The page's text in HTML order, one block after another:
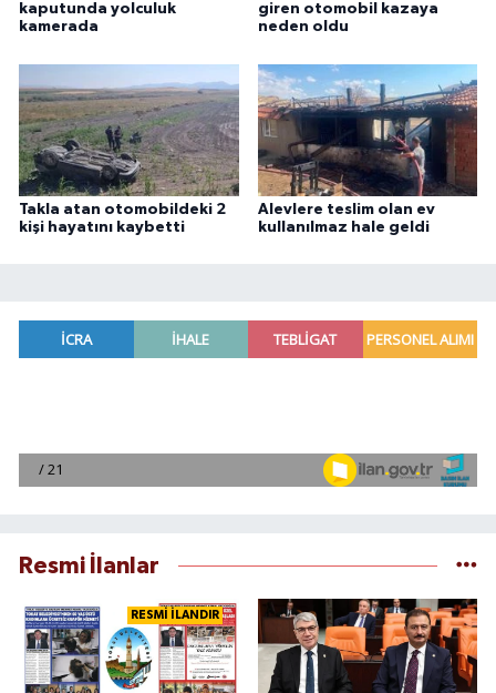
kaputunda yolculuk
kamerada
giren otomobil kazaya
neden oldu
Takla atan otomobildeki 2
kişi hayatını kaybetti
Alevlere teslim olan ev
kullanılmaz hale geldi
Resmi İlanlar
RESMİ İLANDIR